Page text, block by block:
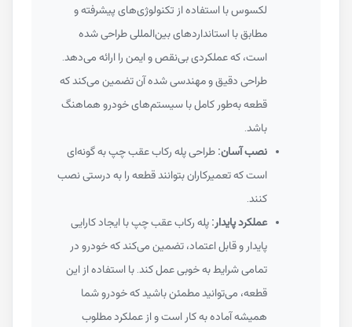
لکسوس با استفاده از تکنولوژی‌های پیشرفته و
مطابق با استانداردهای بین‌المللی طراحی شده
است، که عملکردی بی‌نقص و ایمن را ارائه می‌دهد.
طراحی دقیق و مهندسی شده آن تضمین می‌کند که
قطعه به‌طور کامل با سیستم‌های خودرو هماهنگ
باشد.
نصب آسان:طراحی پله رکاب عقب چپ به گونه‌ای
است که تعمیرکاران بتوانند قطعه را به درستی نصب
کنند.
عملکرد پایدار:پله رکاب عقب چپ با ایجاد کارایی
پایدار و قابل اعتماد، تضمین می‌کند که خودرو در
تمامی شرایط به خوبی عمل کند. با استفاده از این
قطعه، می‌توانید مطمئن باشید که خودرو شما
همیشه آماده به کار است و از عملکرد مطلوب